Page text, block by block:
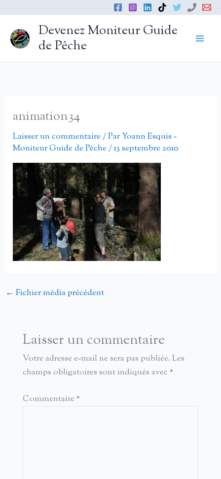
contenu
Devenez Moniteur Guide
de Pêche
animation34
Laisser un commentaire/ ParYoann Esquis -
Moniteur Guide de Pêche/13 septembre 2010
← Fichier média précédent
Laisser un commentaire
Votre adresse e-mail ne sera pas publiée. Les
champs obligatoires sont indiqués avec *
Commentaire *